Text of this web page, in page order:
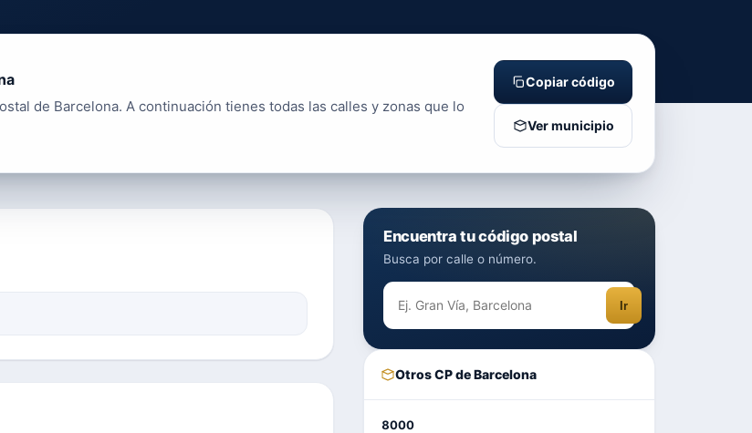
de Barcelona. A continuación tienes todas las calles y zonas que lo
Copiar código
Ver municipio
Encuentra tu código postal
Busca por calle o número.
Ir
Otros CP de Barcelona
8000